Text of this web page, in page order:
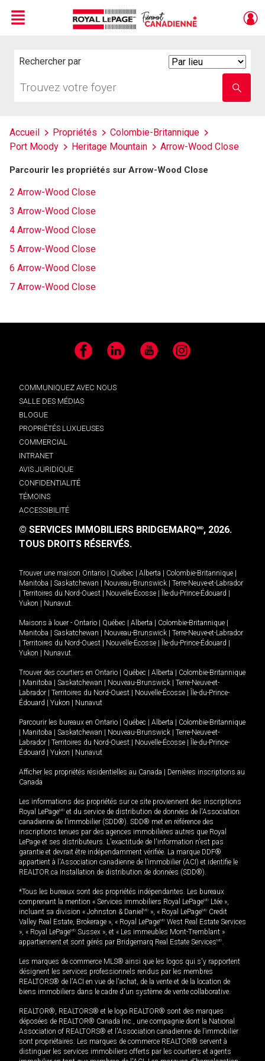
Menu
Rechercher par
votre
nom
Accueil Propriétés
Colombie-Britannique
Port Moody
Heritage Mountain Arrow-Wood Close
Parcourir les propriétés sur Arrow-Wood Close
2 Arrow-Wood Close
3 Arrow-Wood Close
4 Arrow-Wood Close
5 Arrow-Wood Close
6 Arrow-Wood Close
7 Arrow-Wood Close
Facebook LinkedIn YouTube Instagram
COMMUNIQUEZ AVEC NOUS
SALLE DES MÉDIAS
BLOGUE
PROPRIÉTÉS LUXUEUSES
COMMERCIAL
INTRANET
AVIS JURIDIQUE
CONFIDENTIALITÉ
TÉMOINS
ACCESSIBILITÉ
© SERVICES IMMOBILIERS BRIDGEMARQMD, 2026.
TOUS DROITS RÉSERVÉS.
Trouver une maison Ontario Québec Alberta Colombie-Britannique
Manitoba
Saskatchewan Nouveau-Brunswick
Terre-Neuve-et-Labrador
Territoires du Nord-Ouest Nouvelle-Écosse Île-du-Prince-Édouard
Yukon
Nunavut.
Maisons à louer - Ontario Québec Alberta Colombie-Britannique
Manitoba
Saskatchewan Nouveau-Brunswick
Terre-Neuve-et-Labrador
Territoires du Nord-Ouest Nouvelle-Écosse Île-du-Prince-Édouard
Yukon
Nunavut.
Trouver des courtiers en Ontario Québec Alberta
Colombie-Britannique
Manitoba Saskatchewan Nouveau-Brunswick
Terre-Neuve-et-
Labrador
Territoires du Nord-Ouest Nouvelle-Écosse
Île-du-Prince-
Édouard
Yukon Nunavut
Parcourir les bureaux en Ontario Québec Alberta
Colombie-Britannique
Manitoba Saskatchewan Nouveau-Brunswick
Terre-Neuve-et-
Labrador
Territoires du Nord-Ouest Nouvelle-Écosse
Île-du-Prince-
Édouard
Yukon Nunavut
Afficher les propriétés résidentielles au Canada
Dernières inscriptions au
Canada
Les informations des propriétés sur ce site proviennent des inscriptions
Royal LePageMD et du service de distribution de données de l'Association
canadienne de l’immobilier (SDD®). SDD® met en référence des
inscriptions tenues par des agences immobilières autres que Royal
LePage et ses distributeurs. L'exactitude de l'information n'est pas
garantie et devrait être indépendamment vérifiée. La marque DDF®
appartient à l'Association canadienne de l’immobilier (ACI) et identifie le
REALTOR.ca Installation de distribution de données (SDD®).
*Tous les bureaux sont des propriétés indépendantes. Les bureaux
comprenant la mention « Services immobiliers Royal LePageMD Ltée »,
incluant sa division « Johnston & Daniel MD », « Royal LePageMD Credit
Valley Real Estate, Brokerage », « Royal LePageMD West Real Estate Services
», « Royal LePageMD Sussex », et « Les immeubles Mont-Tremblant »
appartiennent et sont gérés par Bridgemarq Real Estate ServicesMD.
Les marques de commerce MLS® ainsi que les logos qui s'y rapportent
désignent les services professionnels rendus par les membres
REALTORS® de l'ACI en vue de l'achat, de la vente et de la location de
biens immobiliers dans le cadre d'un système de vente collaborative.
REALTOR®, REALTORS® et le logo REALTOR® sont des marques
déposées de REALTOR® Canada Inc., une compagnie dont la National
Association of REALTORS® et l'Association canadienne de l’immobilier
sont propriétaires. Les marques de commerce REALTOR® servent à
distinguer les services immobiliers offerts par les courtiers et agents